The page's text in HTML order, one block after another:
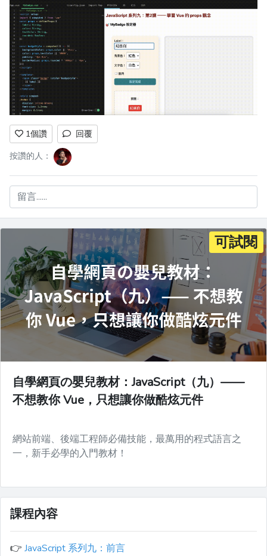
1個讚
回覆
按讚的人：
留言......
可試閱
自學網頁の嬰兒教材：JavaScript（九）——
不想教你 Vue，只想讓你做酷炫元件
網站前端、後端工程師必備技能，最萬用的程式語言之
一，新手必學的入門教材！
課程內容
👉 JavaScript 系列九：前言